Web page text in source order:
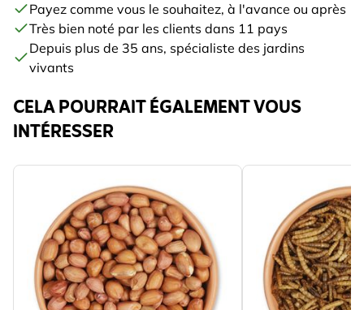
Payez comme vous le souhaitez, à l'avance ou après
Très bien noté par les clients dans 11 pays
Depuis plus de 35 ans, spécialiste des jardins
vivants
CELA POURRAIT ÉGALEMENT VOUS
INTÉRESSER